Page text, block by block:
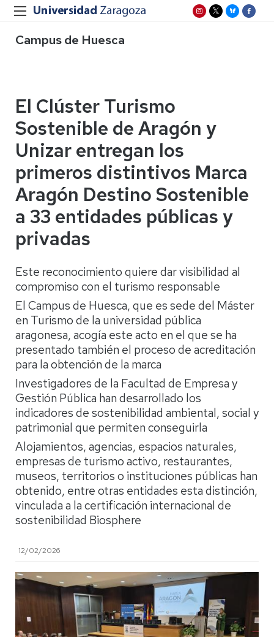
Campus de Huesca
El Clúster Turismo
Sostenible de Aragón y
Unizar entregan los
primeros distintivos Marca
Aragón Destino Sostenible
a 33 entidades públicas y
privadas
Este reconocimiento quiere dar visibilidad al
compromiso con el turismo responsable
El Campus de Huesca, que es sede del Máster
en Turismo de la universidad pública
aragonesa, acogía este acto en el que se ha
presentado también el proceso de acreditación
para la obtención de la marca
Investigadores de la Facultad de Empresa y
Gestión Pública han desarrollado los
indicadores de sostenibilidad ambiental, social y
patrimonial que permiten conseguirla
Alojamientos, agencias, espacios naturales,
empresas de turismo activo, restaurantes,
museos, territorios o instituciones públicas han
obtenido, entre otras entidades esta distinción,
vinculada a la certificación internacional de
sostenibilidad Biosphere
12/02/2026